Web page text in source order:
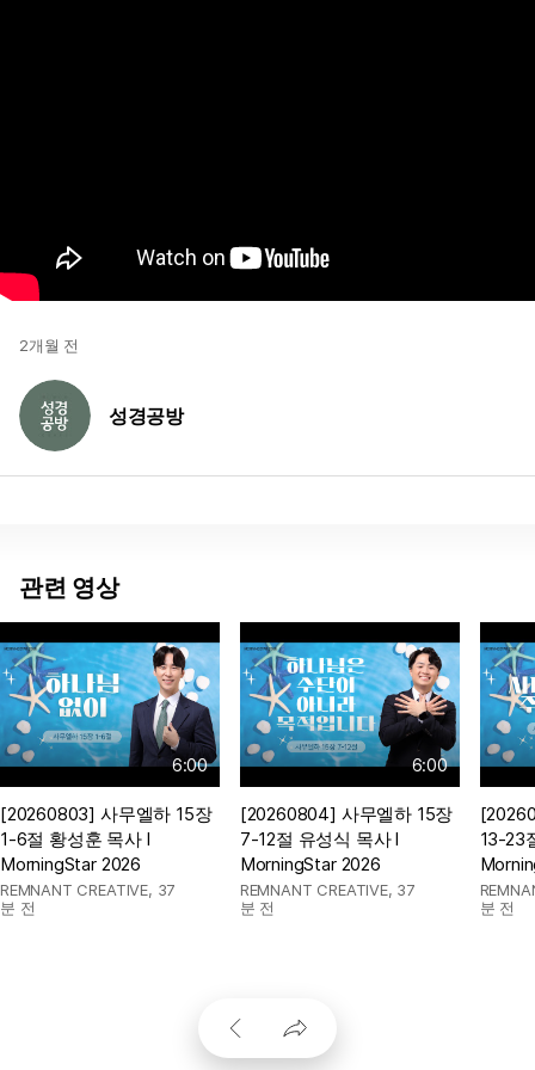
2개월 전
성경공방
관련 영상
6:00
[20260803] 사무엘하 15장
1-6절 황성훈 목사 l
MorningStar 2026
REMNANT CREATIVE, 37
분 전
6:00
[20260804] 사무엘하 15장
7-12절 유성식 목사 l
MorningStar 2026
REMNANT CREATIVE, 37
분 전
13-23
분 전